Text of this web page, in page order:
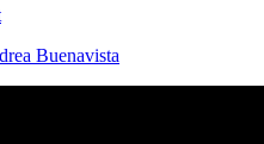
Buenavista